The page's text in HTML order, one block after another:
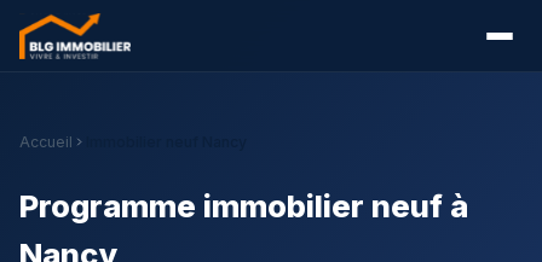
Accueil
Programme immobilier neuf à
Nancy